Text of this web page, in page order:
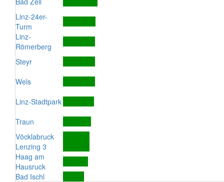
Linz-24er-
Turm
Linz-
Römerberg
Steyr
Wels
Linz-Stadtpark
Traun
Vöcklabruck
Lenzing 3
Haag am
Hausruck
Bad Ischl